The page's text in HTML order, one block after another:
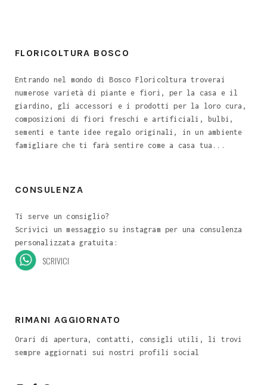
FLORICOLTURA BOSCO
Entrando nel mondo di Bosco Floricoltura troverai
numerose varietà di piante e fiori, per la casa e il
giardino, gli accessori e i prodotti per la loro cura,
composizioni di fiori freschi e artificiali, bulbi,
sementi e tante idee regalo originali, in un ambiente
famigliare che ti farà sentire come a casa tua...
CONSULENZA
Ti serve un consiglio?
Scrivici un messaggio su instagram per una consulenza
personalizzata gratuita:
SCRIVICI
RIMANI AGGIORNATO
Orari di apertura, contatti, consigli utili, li trovi
sempre aggiornati sui nostri profili social